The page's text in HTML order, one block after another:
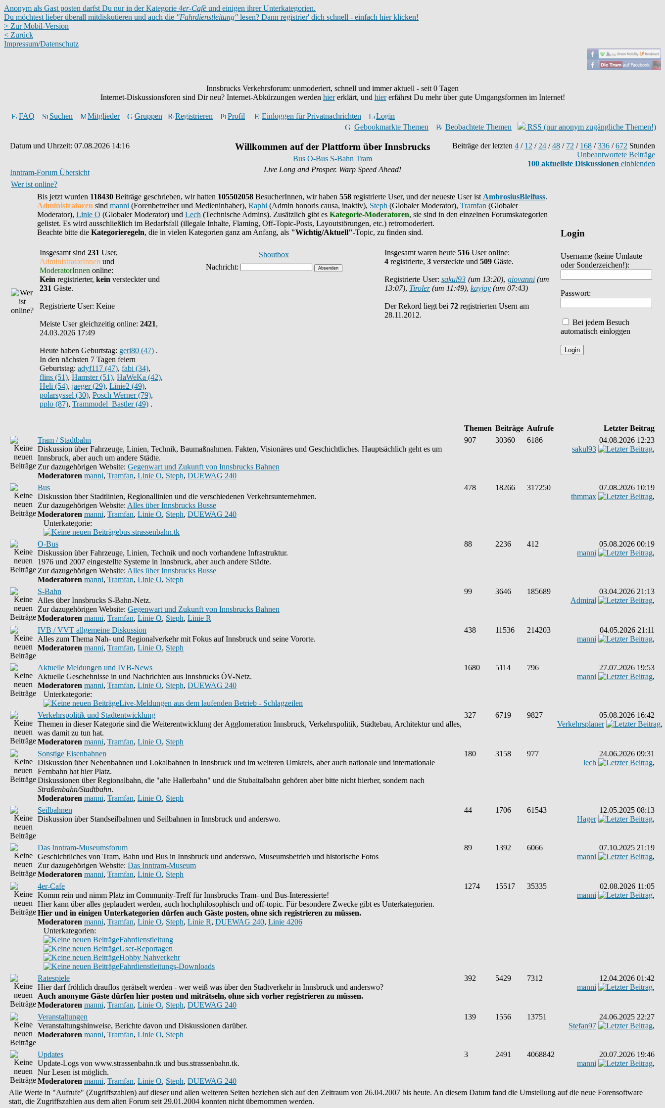
Anonym als Gast posten darfst Du nur in der Kategorie 4er-Cafè und einigen ihrer Unterkategorien.
Du möchtest lieber überall mitdiskutieren und auch die "Fahrdienstleitung" lesen? Dann registrier' dich schnell - einfach hier klicken!
> Zur Mobil-Version
< Zurück
Impressum/Datenschutz
Innsbrucks Verkehrsforum: unmoderiert, schnell und immer aktuell - seit 0 Tagen
Internet-Diskussionsforen sind Dir neu? Internet-Abkürzungen werden hiererklärt, und hiererfährst Du mehr über gute Umgangsformen im Internet!
FAQ Suchen Mitglieder Gruppen Registrieren Profil Einloggen für Privatnachrichten
Login
Gebookmarkte Themen
Beobachtete Themen RSS (nur anonym zugängliche Themen!)
Datum und Uhrzeit: 07.08.2026 14:16
Inntram-Forum Übersicht
Willkommen auf der Plattform über Innsbrucks
Bus O-Bus S-Bahn Tram
Live Long and Prosper. Warp Speed Ahead!
Beiträge der letzten 4 / 12 / 24 /48 / 72 / 168 /336 /672 Stunden
Unbeantwortete Beiträge
100 aktuellste Diskussionen einblenden
Wer ist online?
Login
Username (keine Umlaute
oder Sonderzeichen!):
Passwort:
Bei jedem Besuch
automatisch einloggen
Bis jetzt wurden 118430 Beiträge geschrieben, wir hatten 105502058 BesucherInnen, wir haben 558 registrierte User, und der neueste User ist AmbrosiusBleifuss.
Administratoren sind manni (Forenbetreiber und Medieninhaber), Raphi (Admin honoris causa, inaktiv), Steph (Globaler Moderator), Tramfan (Globaler
Moderator), Linie O (Globaler Moderator) und Lech (Technische Admins). Zusätzlich gibt es Kategorie-Moderatoren, sie sind in den einzelnen Forumskategorien
gelistet. Es wird ausschließlich im Bedarfsfall (illegale Inhalte, Flaming, Off-Topic-Posts, Layoutstörungen, etc.) retromoderiert.
Beachte bitte die Kategorieregeln, die in vielen Kategorien ganz am Anfang, als "Wichtig/Aktuell"-Topic, zu finden sind.
Insgesamt sind 231 User,
AdministratorInnen und
ModeratorInnen online:
Kein registrierter, kein versteckter und
231 Gäste.
Registrierte User: Keine
Meiste User gleichzeitig online: 2421,
24.03.2026 17:49
Heute haben Geburtstag: geri80 (47) .
In den nächsten 7 Tagen feiern
Geburtstag: adyf117 (47), fabi (34),
flins (51), Hamster (51), HaWeKa (42),
Heli (54), jaeger (29), Linie2 (49),
polarsyssel (30), Posch Werner (79),
pplo (87), Trammodel_Bastler (49) .
Shoutbox Insgesamt waren heute 516 User online:
4 registrierte, 3 versteckte und 509 Gäste.
Registrierte User: sakul93 (um 13:20), giovanni(um
13:07), Tiroler(um 11:49), kayjay (um 07:43)
Der Rekord liegt bei 72 registrierten Usern am
28.11.2012.
Themen Beiträge Aufrufe
Letzter Beitrag
Tram / Stadtbahn
Diskussion über Fahrzeuge, Linien, Technik, Baumaßnahmen. Fakten, Visionäres und Geschichtliches. Hauptsächlich geht es um
Innsbruck, aber auch um andere Städte.
Zur dazugehörigen Website: Gegenwart und Zukunft von Innsbrucks Bahnen
Moderatoren manni, Tramfan, Linie O, Steph, DUEWAG 240
907 30360 6186
04.08.2026 12:23
sakul93
,
Bus
Diskussion über Stadtlinien, Regionallinien und die verschiedenen Verkehrsunternehmen.
Zur dazugehörigen Website: Alles über Innsbrucks Busse
Moderatoren manni, Tramfan, Linie O, Steph, DUEWAG 240
Unterkategorie:
bus.strassenbahn.tk
478 18266 317250
07.08.2026 10:19
thmmax
,
O-Bus
Diskussion über Fahrzeuge, Linien, Technik und noch vorhandene Infrastruktur.
1976 und 2007 eingestellte Systeme in Innsbruck, aber auch andere Städte.
Zur dazugehörigen Website: Alles über Innsbrucks Busse
Moderatoren manni, Tramfan, Linie O, Steph
88 2236 412
05.08.2026 00:19
manni
,
S-Bahn
Alles über Innsbrucks S-Bahn-Netz.
Zur dazugehörigen Website: Gegenwart und Zukunft von Innsbrucks Bahnen
Moderatoren manni, Tramfan, Linie O, Steph, Linie R
99 3646 185689
03.04.2026 21:13
Admiral
,
IVB / VVT allgemeine Diskussion
Alles zum Thema Nah- und Regionalverkehr mit Fokus auf Innsbruck und seine Vororte.
Moderatoren manni, Tramfan, Linie O, Steph
438 11536 214203
04.05.2026 21:11
manni
,
Aktuelle Meldungen und IVB-News
Aktuelle Geschehnisse in und Nachrichten aus Innsbrucks ÖV-Netz.
Moderatoren manni, Tramfan, Linie O, Steph, DUEWAG 240
Unterkategorie:
Live-Meldungen aus dem laufenden Betrieb - Schlagzeilen
1680 5114 796
27.07.2026 19:53
manni
,
Verkehrspolitik und Stadtentwicklung
Themen in dieser Kategorie sind die Weiterentwicklung der Agglomeration Innsbruck, Verkehrspolitik, Städtebau, Architektur und alles,
was damit zu tun hat.
Moderatoren manni, Tramfan, Linie O, Steph
327 6719 9827
05.08.2026 16:42
Verkehrsplaner
,
Sonstige Eisenbahnen
Diskussion über Nebenbahnen und Lokalbahnen in Innsbruck und im weiteren Umkreis, aber auch nationale und internationale
Fernbahn hat hier Platz.
Diskussionen über Regionalbahn, die "alte Hallerbahn" und die Stubaitalbahn gehören aber bitte nicht hierher, sondern nach
Straßenbahn/Stadtbahn.
Moderatoren manni, Tramfan, Linie O, Steph
180 3158 977
24.06.2026 09:31
lech
,
Seilbahnen
Diskussion über Standseilbahnen und Seilbahnen in Innsbruck und anderswo.
44 1706 61543
12.05.2025 08:13
Hager
,
Das Inntram-Museumsforum
Geschichtliches von Tram, Bahn und Bus in Innsbruck und anderswo, Museumsbetrieb und historische Fotos
Zur dazugehörigen Website: Das Inntram-Museum
Moderatoren manni, Tramfan, Linie O, Steph
89 1392 6066
07.10.2025 21:19
manni
,
4er-Cafe
Komm rein und nimm Platz im Community-Treff für Innsbrucks Tram- und Bus-Interessierte!
Hier kann über alles geplaudert werden, auch hochphilosophisch und off-topic. Für besondere Zwecke gibt es Unterkategorien.
Hier und in einigen Unterkategorien dürfen auch Gäste posten, ohne sich registrieren zu müssen.
Moderatoren manni, Tramfan, Linie O, Steph, Linie R, DUEWAG 240, Linie 4206
Unterkategorien:
Fahrdienstleitung
User-Reportagen
Hobby Nahverkehr
Fahrdienstleitungs-Downloads
1274 15517 35335
02.08.2026 11:05
manni
,
Ratespiele
Hier darf fröhlich drauflos gerätselt werden - wer weiß was über den Stadtverkehr in Innsbruck und anderswo?
Auch anonyme Gäste dürfen hier posten und miträtseln, ohne sich vorher registrieren zu müssen.
Moderatoren manni, Tramfan, Linie O, Steph, DUEWAG 240
392 5429 7312
12.04.2026 01:42
manni
,
Veranstaltungen
Veranstaltungshinweise, Berichte davon und Diskussionen darüber.
Moderatoren manni, Tramfan, Linie O, Steph
139 1556 13751
24.06.2025 22:27
Stefan97
,
Updates
Update-Logs von www.strassenbahn.tk und bus.strassenbahn.tk.
Nur Lesen ist möglich.
Moderatoren manni, Tramfan, Linie O, Steph, DUEWAG 240
3 2491 4068842
20.07.2026 19:46
manni
,
Alle Werte in "Aufrufe" (Zugriffszahlen) auf dieser und allen weiteren Seiten beziehen sich auf den Zeitraum von 26.04.2007 bis heute. An diesem Datum fand die Umstellung auf die neue Forensoftware
statt, die Zugriffszahlen aus dem alten Forum seit 29.01.2004 konnten nicht übernommen werden.